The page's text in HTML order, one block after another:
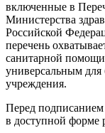
включенные в
Министерства
Российской
перечень
санитарной
универсальным
учреждения.
Перед
в доступной форме